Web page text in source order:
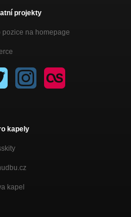
projekty
pozice na homepage
kapely
kapel